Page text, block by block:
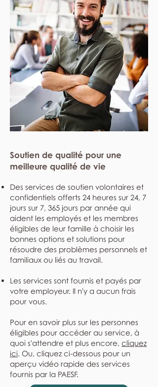
Soutien de qualité pour une
meilleure qualité de vie
Des services de soutien volontaires et
confidentiels offerts 24 heures sur 24, 7
jours sur 7, 365 jours par année qui
aident les employés et les membres
éligibles de leur famille à choisir les
bonnes options et solutions pour
résoudre des problèmes personnels et
familiaux ou liés au travail.
Les services sont fournis et payés par
votre employeur. Il n'y a aucun frais
pour vous.
Pour en savoir plus sur les personnes
éligibles pour accéder au service, à
quoi s'attendre et plus encore, cliquez
ici. Ou, cliquez ci-dessous pour un
aperçu vidéo rapide des services
fournis par la PAESF.